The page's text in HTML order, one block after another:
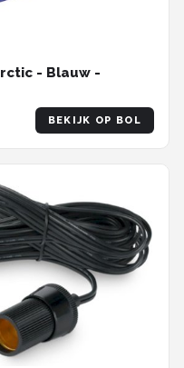
- Blauw -
BEKIJK OP BOL